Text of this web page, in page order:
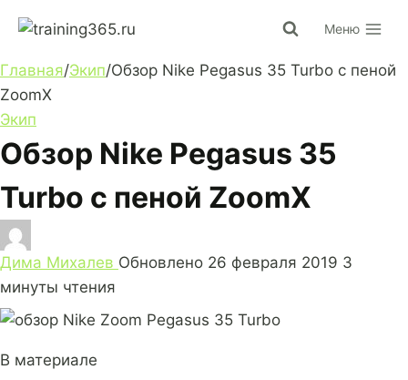
содержимому
Меню
Главная/Экип/Обзор Nike Pegasus 35 Turbo с пеной
ZoomX
Экип
Обзор Nike Pegasus 35
Turbo с пеной ZoomX
Дима Михалев Обновлено 26 февраля 2019 3
минуты чтения
В материале